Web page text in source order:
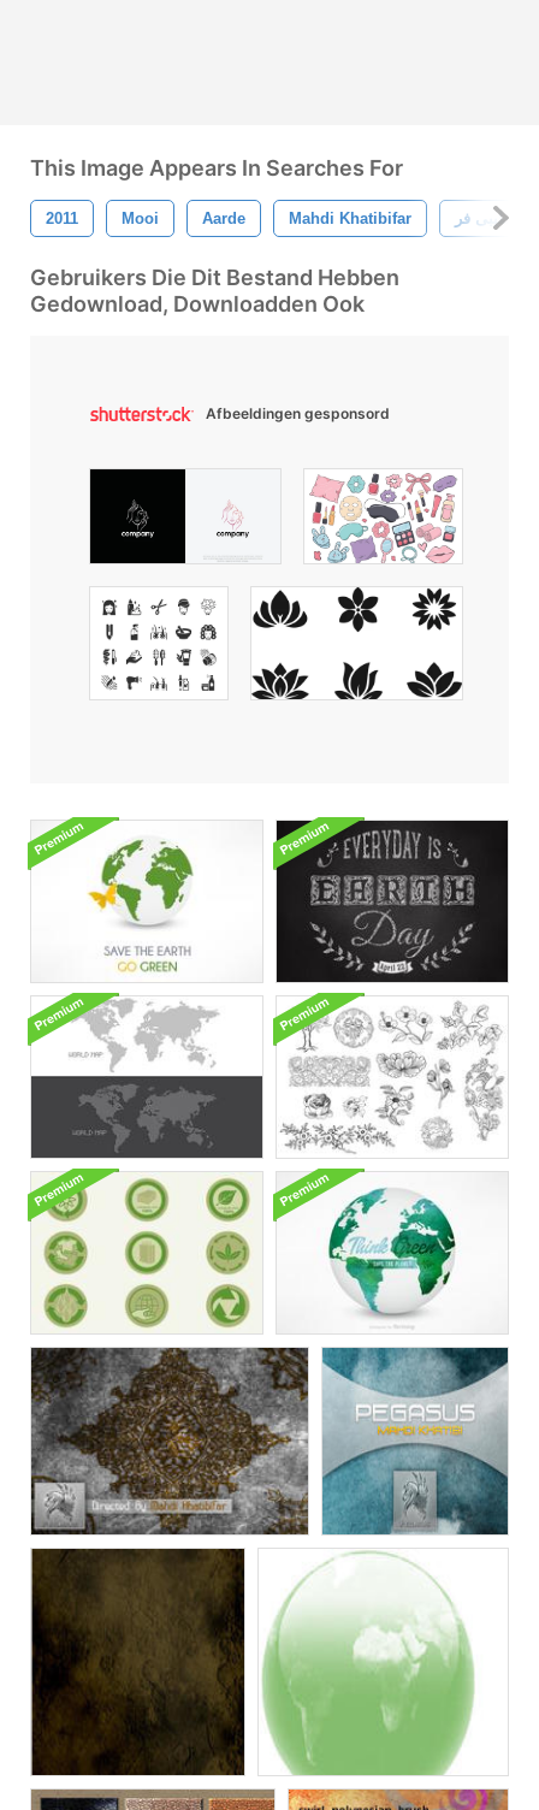
This Image Appears In Searches For
2011 Mooi Aarde Mahdi Khatibifar خطیبی فر
Gebruikers Die Dit Bestand Hebben
Gedownload, Downloadden Ook
Afbeeldingen gesponsord